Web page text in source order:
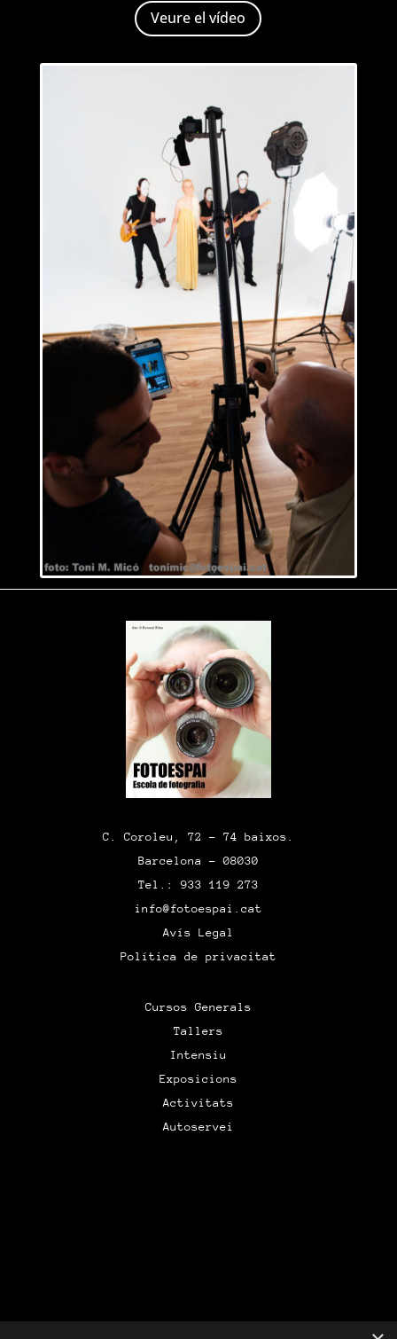
Veure el vídeo
C. Coroleu, 72 – 74 baixos.
Barcelona – 08030
Tel.: 933 119 273
info@fotoespai.cat
Avís Legal
Política de privacitat
Cursos Generals
Tallers
Intensiu
Exposicions
Activitats
Autoservei